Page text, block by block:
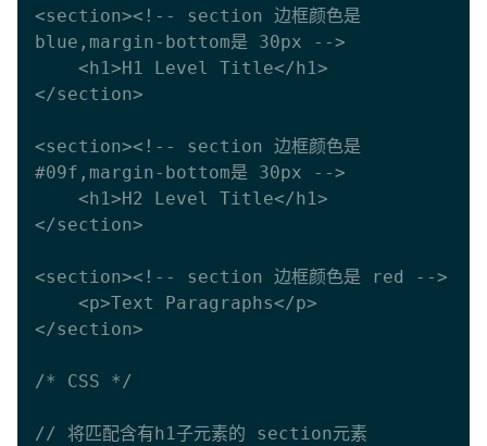
<section><!-- section 边框颜色是
blue,margin-bottom是 30px -->
</section>
<section><!-- section 边框颜色是
#09f,margin-bottom是 30px -->
</section>
<section><!-- section 边框颜色是 red -->
</section>
/* CSS */
// 将匹配含有h1子元素的 section元素